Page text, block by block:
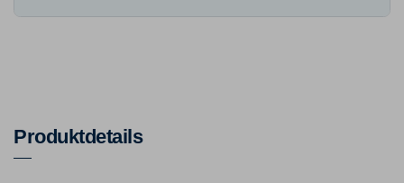
Produktdetails